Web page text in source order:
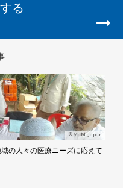
る
©MdM Japan
の人々の医療ニーズに応えて